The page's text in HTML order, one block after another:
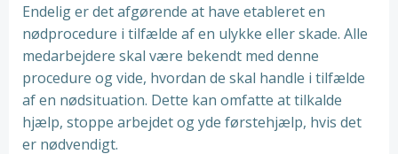
Endelig er det afgørende at have etableret en
nødprocedure i tilfælde af en ulykke eller skade. Alle
medarbejdere skal være bekendt med denne
procedure og vide, hvordan de skal handle i tilfælde
af en nødsituation. Dette kan omfatte at tilkalde
hjælp, stoppe arbejdet og yde førstehjælp, hvis det
er nødvendigt.